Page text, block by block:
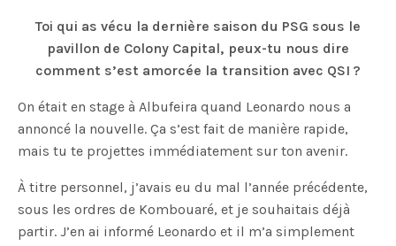
Toi qui as vécu la dernière saison du PSG sous le
pavillon de Colony Capital, peux-tu nous dire
comment s’est amorcée la transition avec QSI ?
On était en stage à Albufeira quand Leonardo nous a
annoncé la nouvelle. Ça s’est fait de manière rapide,
mais tu te projettes immédiatement sur ton avenir.
À titre personnel, j’avais eu du mal l’année précédente,
sous les ordres de Kombouaré, et je souhaitais déjà
partir. J’en ai informé Leonardo et il m’a simplement